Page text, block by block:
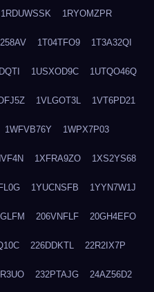
1RDUWSSK 1RYOMZPR
1T04TFO9 1T3A32QI
1USXOD9C 1UTQO46Q
1VLGOT3L 1VT6PD21
1WFVB76Y 1WPX7P03
1XFRA9ZO 1XS2YS68
1YUCNSFB 1YYN7W1J
206VNFLF 20GH4EFO
226DDKTL 22R2IX7P
232PTAJG 24AZ56D2